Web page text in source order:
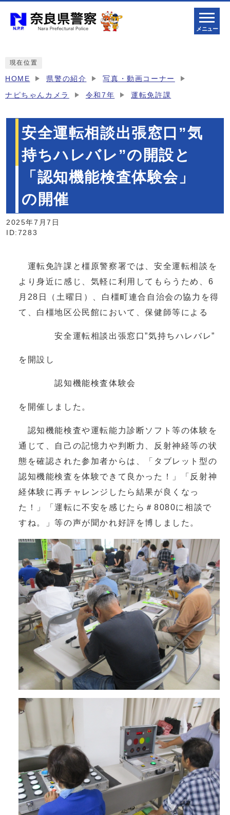
メニュー
現在位置
HOME 県警の紹介 写真・動画コーナー
ナピちゃんカメラ 令和7年 運転免許課
安全運転相談出張窓口”気
持ちハレバレ”の開設と
「認知機能検査体験会」
の開催
2025年7月7日
ID:7283
運転免許課と橿原警察署では、安全運転相談を
より身近に感じ、気軽に利用してもらうため、6
月28日（土曜日）、白橿町連合自治会の協力を得
て、白橿地区公民館において、保健師等による
安全運転相談出張窓口”気持ちハレバレ”
を開設し
認知機能検査体験会
を開催しました。
認知機能検査や運転能力診断ソフト等の体験を
通じて、自己の記憶力や判断力、反射神経等の状
態を確認された参加者からは、「タブレット型の
認知機能検査を体験できて良かった！」「反射神
経体験に再チャレンジしたら結果が良くなっ
た！」「運転に不安を感じたら＃8080に相談で
すね。」等の声が聞かれ好評を博しました。